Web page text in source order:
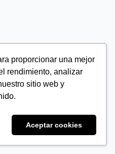
proporcionar una mejor
rendimiento, analizar
sitio web y
Aceptar cookies